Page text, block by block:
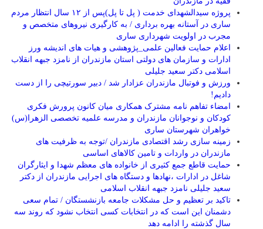
پروژه سیدالشهدای خدمت ( پل تا پل)پس از ۱۲ سال انتظار مردم
ساری در آستانه بهره برداری / به کارگیری نیروهای متخصص و
مجرب در اولویت شهرداری ساری
اعلام حمایت فعالین علمی_پژوهشی و هیات های اندیشه ورز
ادارات و سازمان های دولتی استان مازندران از نامزد جبهه انقلاب
اسلامی دکتر سعید جلیلی
ورزش و فوتبال مازندران عزادار شد / دبیر سورتیچی را از دست
دادیم!
امضاء تفاهم نامه مشترک همکاری میان کانون پرورش فکری
کودکان و نوجوانان مازندران و مدرسه علمیه تخصصی الزهرا(س)
خواهران شهرستان ساری
زمینه سازی رشد اقتصادی مازندران /توجه به ظرفیت های
مازندران در واردات و تامین کالاهای اساسی
حمایت قاطع جمع کثیری از خانواده های معظم شهدا و ایثارگران
شاغل در ادارات ،نهادها و دستگاه های اجرایی مازندران از دکتر
سعید جلیلی نامزد جبهه انقلاب اسلامی
تاکید بر تعظیم و حل مشکلات جامعه بازنشستگان / تمام سعی
دشمنان این است که در انتخابات کسی انتخاب نشود که روند سه
سال گذشته را ادامه دهد